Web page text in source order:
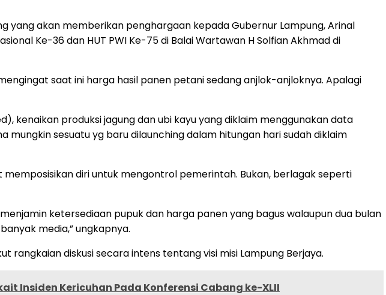
yang akan memberikan penghargaan kepada Gubernur Lampung, Arinal
Ke-36 dan HUT PWI Ke-75 di Balai Wartawan H Solfian Akhmad di
saat ini harga hasil panen petani sedang anjlok-anjloknya. Apalagi
kenaikan produksi jagung dan ubi kayu yang diklaim menggunakan data
mungkin sesuatu yg baru dilaunching dalam hitungan hari sudah diklaim
diri untuk mengontrol pemerintah. Bukan, berlagak seperti
ketersediaan pupuk dan harga panen yang bagus walaupun dua bulan
media,” ungkapnya.
rangkaian diskusi secara intens tentang visi misi Lampung Berjaya.
Insiden Kericuhan Pada Konferensi Cabang ke-XLII